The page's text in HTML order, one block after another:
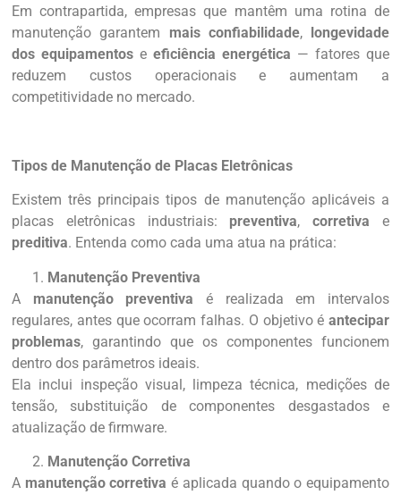
Em contrapartida, empresas que mantêm uma rotina de
manutenção garantem mais confiabilidade,
longevidade
dos equipamentos e eficiência energética — fatores que
reduzem custos operacionais e aumentam a
competitividade no mercado.
Tipos de Manutenção de Placas Eletrônicas
Existem três principais tipos de manutenção aplicáveis a
placas eletrônicas industriais: preventiva,corretiva e
preditiva. Entenda como cada uma atua na prática:
Manutenção Preventiva
A manutenção preventiva é realizada em intervalos
regulares, antes que ocorram falhas. O objetivo é antecipar
problemas, garantindo que os componentes funcionem
dentro dos parâmetros ideais.
Ela inclui inspeção visual, limpeza técnica, medições de
tensão, substituição de componentes desgastados e
atualização de firmware.
Manutenção Corretiva
A manutenção corretiva é aplicada quando o equipamento